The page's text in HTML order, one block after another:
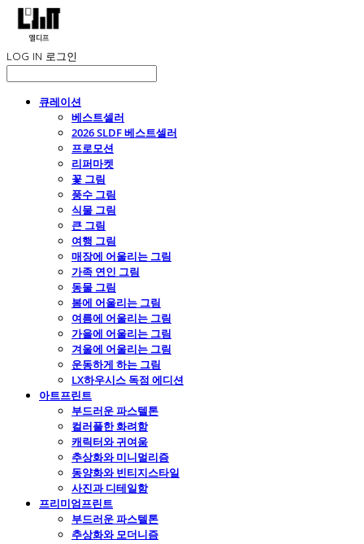
LOG IN 로그인
큐레이션
베스트셀러
2026 SLDF 베스트셀러
프로모션
리퍼마켓
꽃 그림
풍수 그림
식물 그림
큰 그림
여행 그림
매장에 어울리는 그림
가족 연인 그림
동물 그림
봄에 어울리는 그림
여름에 어울리는 그림
가을에 어울리는 그림
겨울에 어울리는 그림
운동하게 하는 그림
LX하우시스 독점 에디션
아트프린트
부드러운 파스텔톤
컬러풀한 화려함
캐릭터와 귀여움
추상화와 미니멀리즘
동양화와 빈티지스타일
사진과 디테일함
프리미엄프린트
부드러운 파스텔톤
추상화와 모더니즘